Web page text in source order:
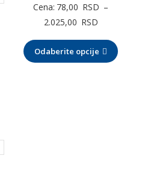
RSD
RSD
Cena: 78,00 RSD –
2.025,00 RSD
od
78,00 RSD
Odaberite opcije